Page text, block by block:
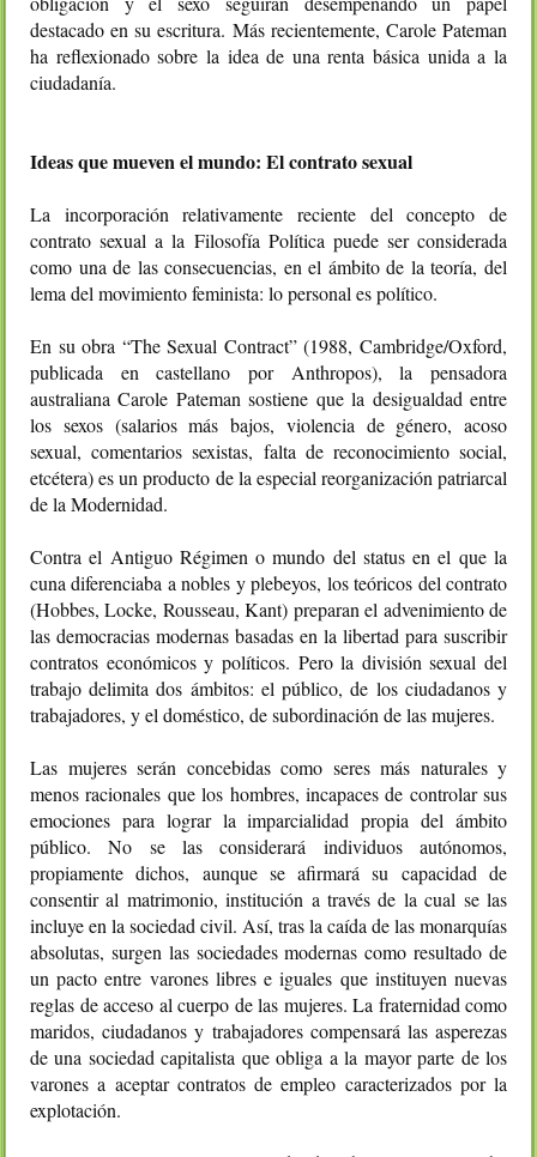
destacado en su escritura. Más recientemente, Carole Pateman
ha reflexionado sobre la idea de una renta básica unida a la
ciudadanía.
Ideas que mueven el mundo: El contrato sexual
La incorporación relativamente reciente del concepto de
contrato sexual a la Filosofía Política puede ser considerada
como una de las consecuencias, en el ámbito de la teoría, del
lema del movimiento feminista: lo personal es político.
En su obra “The Sexual Contract” (1988, Cambridge/Oxford,
publicada en castellano por Anthropos), la pensadora
australiana Carole Pateman sostiene que la desigualdad entre
los sexos (salarios más bajos, violencia de género, acoso
sexual, comentarios sexistas, falta de reconocimiento social,
etcétera) es un producto de la especial reorganización patriarcal
de la Modernidad.
Contra el Antiguo Régimen o mundo del status en el que la
cuna diferenciaba a nobles y plebeyos, los teóricos del contrato
(Hobbes, Locke, Rousseau, Kant) preparan el advenimiento de
las democracias modernas basadas en la libertad para suscribir
contratos económicos y políticos. Pero la división sexual del
trabajo delimita dos ámbitos: el público, de los ciudadanos y
trabajadores, y el doméstico, de subordinación de las mujeres.
Las mujeres serán concebidas como seres más naturales y
menos racionales que los hombres, incapaces de controlar sus
emociones para lograr la imparcialidad propia del ámbito
público. No se las considerará individuos autónomos,
propiamente dichos, aunque se afirmará su capacidad de
consentir al matrimonio, institución a través de la cual se las
incluye en la sociedad civil. Así, tras la caída de las monarquías
absolutas, surgen las sociedades modernas como resultado de
un pacto entre varones libres e iguales que instituyen nuevas
reglas de acceso al cuerpo de las mujeres. La fraternidad como
maridos, ciudadanos y trabajadores compensará las asperezas
de una sociedad capitalista que obliga a la mayor parte de los
varones a aceptar contratos de empleo caracterizados por la
explotación.